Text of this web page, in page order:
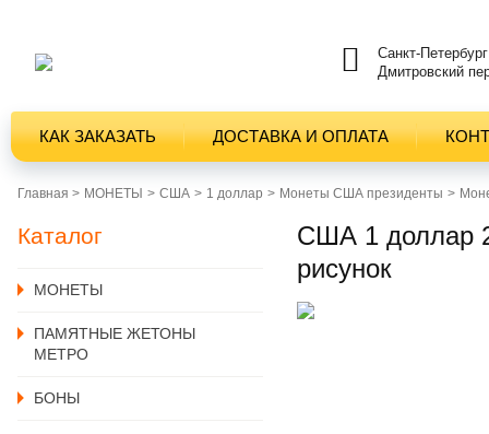
Санкт-Петербург
Дмитровский
КАК ЗАКАЗАТЬ ДОСТАВКА И ОПЛАТА
Главная > MОНЕТЫ США 1 доллар Монеты США президенты
Каталог
MОНЕТЫ
ПАМЯТНЫЕ ЖЕТОНЫ
МЕТРО
БОНЫ
США 1 доллар
рисунок